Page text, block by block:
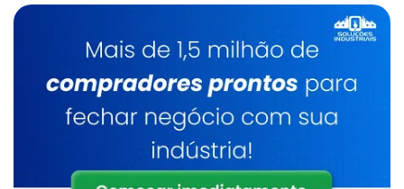
Serviço De Manutenção De Caldeiras
Industrial
Caldeirarias Em Sp
Inspeção E Manutenção De Caldeiras